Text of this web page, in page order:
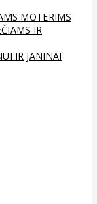
MOTERIMS
IR
IR JANINAI